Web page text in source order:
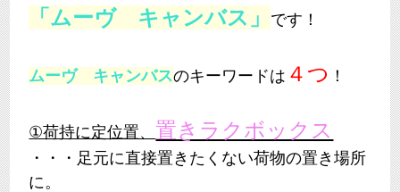
「ムーヴ キャンバス」 です！
ムーヴ キャンバスのキーワードは ４つ ！
①荷持に定位置、 置きラクボックス
・・・足元に直接置きたくない荷物の置き場所
に。